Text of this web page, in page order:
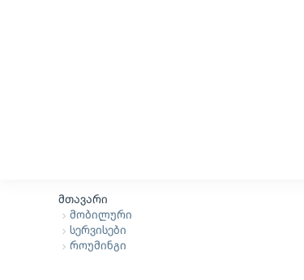
მთავარი
მობილური
სერვისები
როუმინგი